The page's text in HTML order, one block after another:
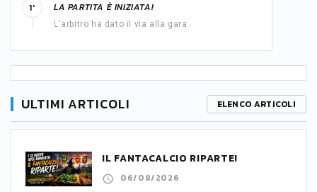
LA PARTITA È INIZIATA!
L'arbitro ha dato il via alla gara.
1'
ULTIMI ARTICOLI ELENCO ARTICOLI
IL FANTACALCIO RIPARTE!
06/08/2026